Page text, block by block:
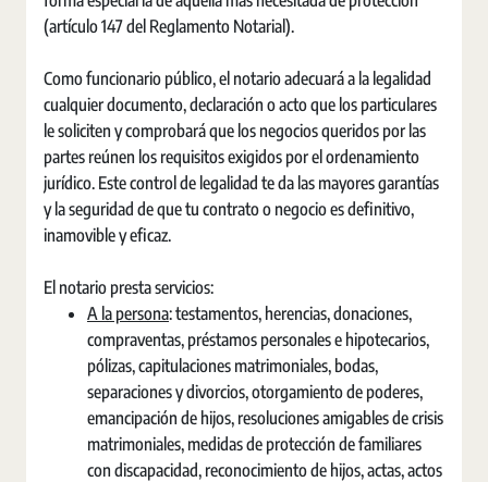
(artículo 147 del Reglamento Notarial).
Como funcionario público, el notario adecuará a la legalidad
cualquier documento, declaración o acto que los particulares
le soliciten y comprobará que los negocios queridos por las
partes reúnen los requisitos exigidos por el ordenamiento
jurídico. Este control de legalidad te da las mayores garantías
y la seguridad de que tu contrato o negocio es definitivo,
inamovible y eficaz.
El notario presta servicios:
A la persona: testamentos, herencias, donaciones,
compraventas, préstamos personales e hipotecarios,
pólizas, capitulaciones matrimoniales, bodas,
separaciones y divorcios, otorgamiento de poderes,
emancipación de hijos, resoluciones amigables de crisis
matrimoniales, medidas de protección de familiares
con discapacidad, reconocimiento de hijos, actas, actos